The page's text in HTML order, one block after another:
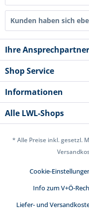
Kunden haben sich
Ihre
Shop Service
Informationen
Alle LWL-Shops
* Alle Preise inkl. gesetzl.
Cookie-
Info zum V+Ö-
Liefer- und